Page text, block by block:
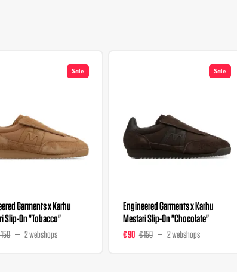
Sale
Garments x Karhu
Slip-On "Tobacco"
2 webshops
Sale
Engineered Garments x Karhu
Mestari Slip-On "Chocolate"
€ 90 € 150 2 webshops